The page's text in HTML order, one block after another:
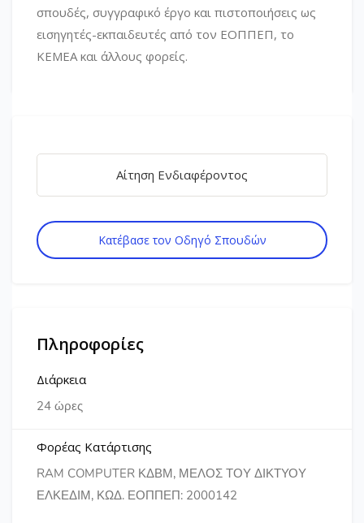
σπουδές, συγγραφικό έργο και πιστοποιήσεις ως
εισηγητές-εκπαιδευτές από τον ΕΟΠΠΕΠ, το
ΚΕΜΕΑ και άλλους φορείς.
Αίτηση Ενδιαφέροντος
Κατέβασε τον Οδηγό Σπουδών
Πληροφορίες
Διάρκεια
24 ώρες
Φορέας Κατάρτισης
RAM COMPUTER ΚΔΒΜ, ΜΕΛΟΣ ΤΟΥ ΔΙΚΤΥΟΥ
ΕΛΚΕΔΙΜ, ΚΩΔ. ΕΟΠΠΕΠ: 2000142